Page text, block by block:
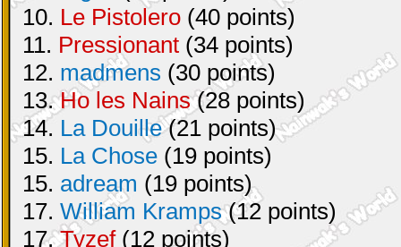
10. Le Pistolero (40 points)
11. Pressionant (34 points)
12. madmens (30 points)
13.Ho les Nains(28 points)
14. La Douille(21 points)
15. La Chose (19 points)
15. adream (19 points)
17. William Kramps(12 points)
17.Tyzef(12 points)